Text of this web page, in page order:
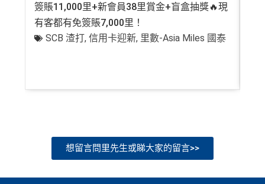
簽賬11,000里+新會員38里賞金+盲盒抽獎🔥現
有客都有免簽賬7,000里！
SCB 渣打,信用卡迎新, 里數-Asia Miles 國泰
想留言問里先生或睇大家的留言>>